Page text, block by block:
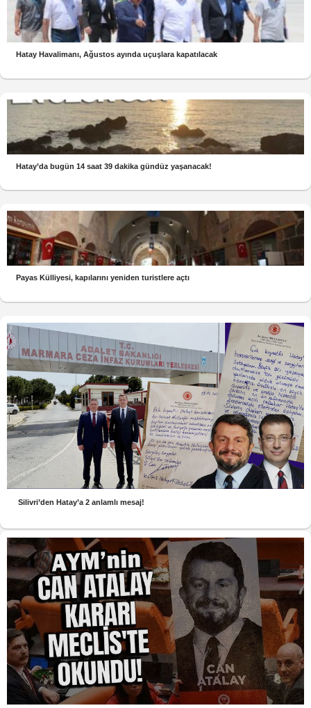
Hatay Havalimanı, Ağustos ayında uçuşlara kapatılacak
Hatay’da bugün 14 saat 39 dakika gündüz yaşanacak!
Payas Külliyesi, kapılarını yeniden turistlere açtı
Silivri’den Hatay’a 2 anlamlı mesaj!